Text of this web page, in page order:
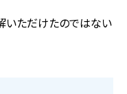
いただけたのではない